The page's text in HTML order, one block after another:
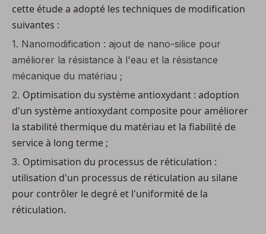
cette étude a adopté les techniques de modification
suivantes :
1. Nanomodification : ajout de nano-silice pour
améliorer la résistance à l'eau et la résistance
mécanique du matériau ;
2. Optimisation du système antioxydant : adoption
d'un système antioxydant composite pour améliorer
la stabilité thermique du matériau et la fiabilité de
service à long terme ;
3. Optimisation du processus de réticulation :
utilisation d'un processus de réticulation au silane
pour contrôler le degré et l'uniformité de la
réticulation.